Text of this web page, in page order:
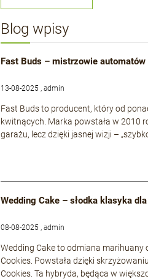
Blog wpisy
Fast Buds – mistrzowie
13-08-2025 , admin
Fast Buds to producent, który od
kwitnących. Marka powstała w 2010
garażu, lecz dzięki jasnej wizji –
Wedding Cake – słodka klasyka
08-08-2025 , admin
Wedding Cake to odmiana marihuany
Cookies. Powstała dzięki
Cookies. Ta hybryda, będąca w